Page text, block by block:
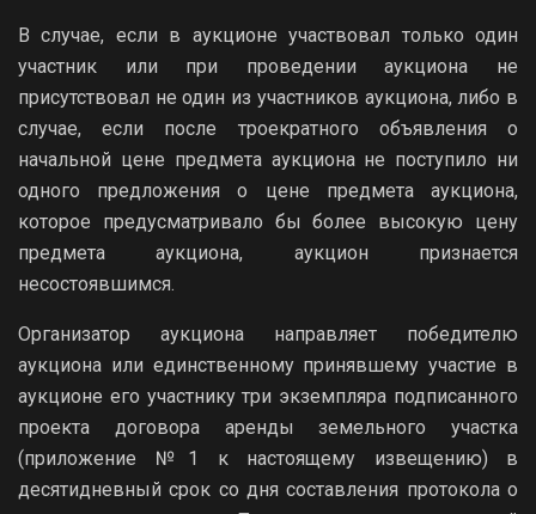
В случае, если в аукционе участвовал только один
участник или при проведении аукциона не
присутствовал не один из участников аукциона, либо в
случае, если после троекратного объявления о
начальной цене предмета аукциона не поступило ни
одного предложения о цене предмета аукциона,
которое предусматривало бы более высокую цену
предмета аукциона, аукцион признается
несостоявшимся.
Организатор аукциона направляет победителю
аукциона или единственному принявшему участие в
аукционе его участнику три экземпляра подписанного
проекта договора аренды земельного участка
(приложение №1 к настоящему извещению) в
десятидневный срок со дня составления протокола о